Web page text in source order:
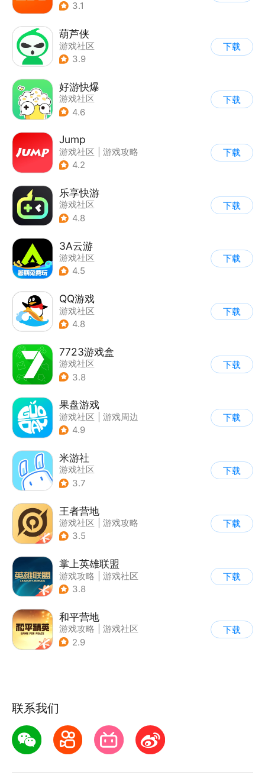
3.1
葫芦侠
游戏社区
3.9
下载
好游快爆
游戏社区
4.6
下载
Jump
游戏社区
游戏攻略
| 游戏交易
4.2
下载
乐享快游
游戏社区
4.8
下载
3A云游
游戏社区
4.5
下载
QQ游戏
游戏社区
4.8
下载
7723游戏盒
游戏社区
3.8
下载
果盘游戏
游戏社区
游戏周边
4.9
下载
米游社
游戏社区
3.7
下载
王者营地
游戏社区
游戏攻略
3.5
下载
掌上英雄联盟
游戏攻略
游戏社区
3.8
下载
和平营地
游戏攻略
游戏社区
2.9
下载
联系我们